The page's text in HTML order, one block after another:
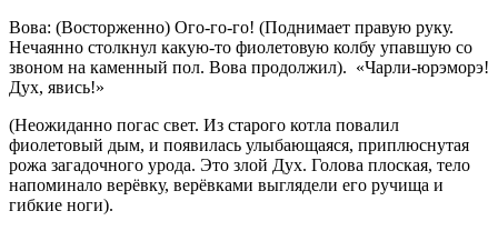
Вова: (Восторженно) Ого-го-го! (Поднимает правую руку.
Нечаянно столкнул какую-то фиолетовую колбу упавшую со
звоном на каменный пол. Вова продолжил). «Чарли-юрэморэ!
Дух, явись!»
(Неожиданно погас свет. Из старого котла повалил
фиолетовый дым, и появилась улыбающаяся, приплюснутая
рожа загадочного урода. Это злой Дух. Голова плоская, тело
напоминало верёвку, верёвками выглядели его ручища и
гибкие ноги).